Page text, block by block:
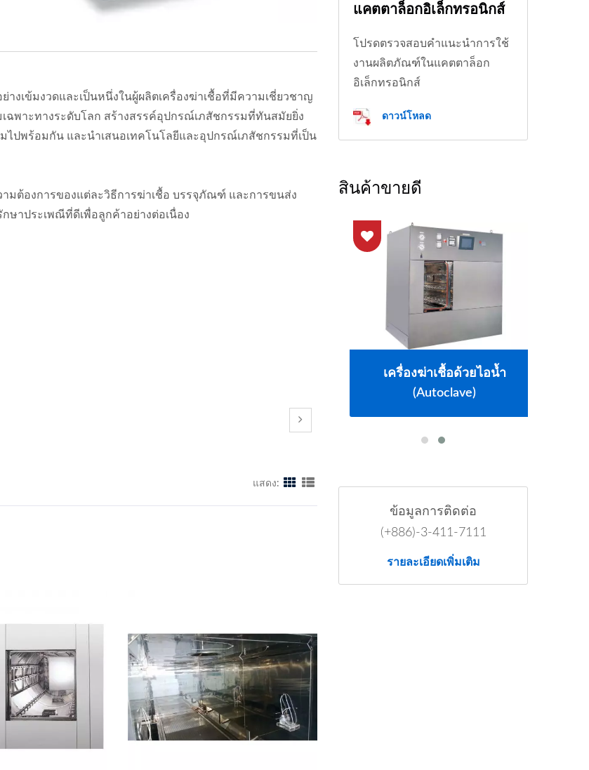
างเข้มงวดและเป็นหนึ่งในผู้ผลิตเครื่องฆ่าเชื้อที่มีความเชี่ยวชาญ
พาะทางระดับโลก สร้างสรรค์อุปกรณ์เภสัชกรรมที่ทันสมัยยิ่ง
พร้อมกัน และนำเสนอเทคโนโลยีและอุปกรณ์เภสัชกรรมที่เป็น
มต้องการของแต่ละวิธีการฆ่าเชื้อ บรรจุภัณฑ์ และการขนส่ง
ษาประเพณีที่ดีเพื่อลูกค้าอย่างต่อเนื่อง
แสดง:
แคตตาล็อกอิเล็กทรอนิกส์
โปรดตรวจสอบคำแนะนำการใช้
งานผลิตภัณฑ์ในแคตตาล็อก
อิเล็กทรอนิกส์
ดาวน์โหลด
สินค้าขายดี
เครื่องฆ่าเชื้อด้วยไอน้ำ
(Autoclave)
ข้อมูลการติดต่อ
(+886)-3-411-7111
รายละเอียดเพิ่มเติม